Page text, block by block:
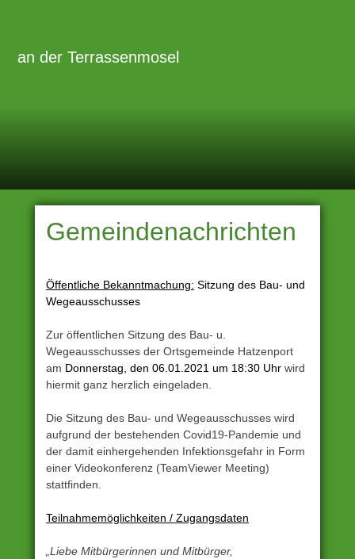
an der Terrassenmosel
Gemeindenachrichten
Öffentliche Bekanntmachung: Sitzung des Bau- und
Wegeausschusses
Zur öffentlichen Sitzung des Bau- u.
Wegeausschusses der Ortsgemeinde Hatzenport
am Donnerstag, den 06.01.2021 um 18:30 Uhr wird
hiermit ganz herzlich eingeladen.
Die Sitzung des Bau- und Wegeausschusses wird
aufgrund der bestehenden Covid19-Pandemie und
der damit einhergehenden Infektionsgefahr in Form
einer Videokonferenz (TeamViewer Meeting)
stattfinden.
Teilnahmemöglichkeiten / Zugangsdaten
„Liebe Mitbürgerinnen und Mitbürger,